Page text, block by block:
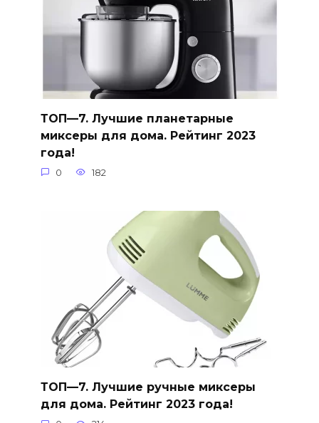
ТОП—7. Лучшие планетарные
миксеры для дома. Рейтинг 2023
года!
0 182
ТОП—7. Лучшие ручные миксеры
для дома. Рейтинг 2023 года!